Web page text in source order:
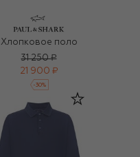
Хлопковое поло
31 250 ₽
21 900 ₽
-30%